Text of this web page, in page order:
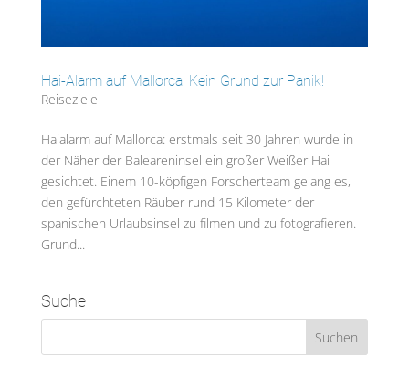
Hai-Alarm auf Mallorca: Kein Grund zur Panik!
Reiseziele
Haialarm auf Mallorca: erstmals seit 30 Jahren wurde in
der Näher der Baleareninsel ein großer Weißer Hai
gesichtet. Einem 10-köpfigen Forscherteam gelang es,
den gefürchteten Räuber rund 15 Kilometer der
spanischen Urlaubsinsel zu filmen und zu fotografieren.
Grund...
Suche